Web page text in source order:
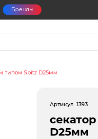
Бренды
типом Spitz D25мм
Артикул:1393
D25мм